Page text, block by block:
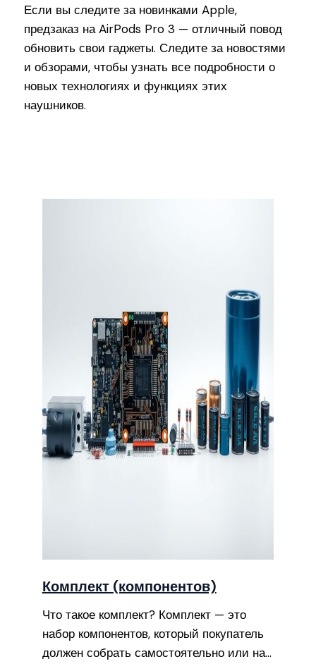
Если вы следите за новинками Apple,
предзаказ на AirPods Pro 3 — отличный повод
обновить свои гаджеты. Следите за новостями
и обзорами, чтобы узнать все подробности о
новых технологиях и функциях этих
наушников.
Комплект (компонентов)
Что такое комплект? Комплект — это
набор компонентов, который покупатель
должен собрать самостоятельно или на…